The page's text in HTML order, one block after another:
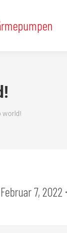
world!
Februar 7, 2022